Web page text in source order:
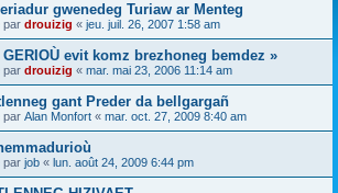
gwenedeg Turiaw ar Menteg
par drouizig « jeu. juil. 26, 2007 1:58 am
evit komz brezhoneg bemdez »
par drouizig « mar. mai 23, 2006 11:14 am
gant Preder da bellgargañ
par Alan Monfort « mar. oct. 27, 2009 8:40 am
par job « lun. août 24, 2009 6:44 pm